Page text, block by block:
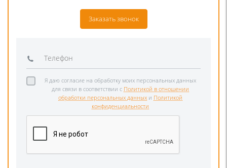
Заказать звонок
Я даю согласие на обработку моих персональных данных
для связи в соответствии с Политикой в отношении
обработки персональных данных и Политикой
конфиденциальности